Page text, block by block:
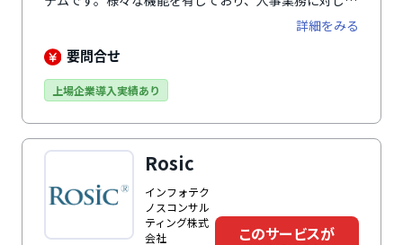
詳細をみる
要問合せ
上場企業導入実績あり
Rosic
インフォテク
ノスコンサル
ティング株式
会社
このサービスが